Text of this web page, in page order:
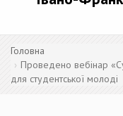
Головна
Проведено вебінар
для студентської молоді